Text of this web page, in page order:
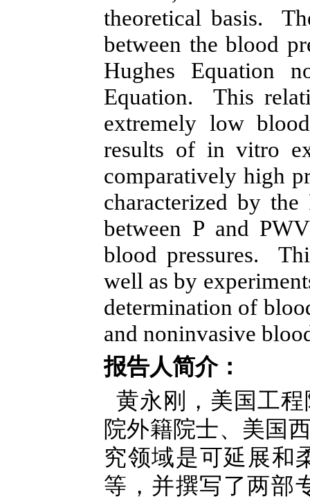
theoretical basis.
between the blood
Hughes Equation
Equation. This
extremely low
results of in vitro
comparatively high
characterized by
between P and
blood pressures.
well as by
determination of
and noninvasive
报告人简介：
黄永刚，美国工
院外籍院士、美国
究领域是可延展和
等，并撰写了两部